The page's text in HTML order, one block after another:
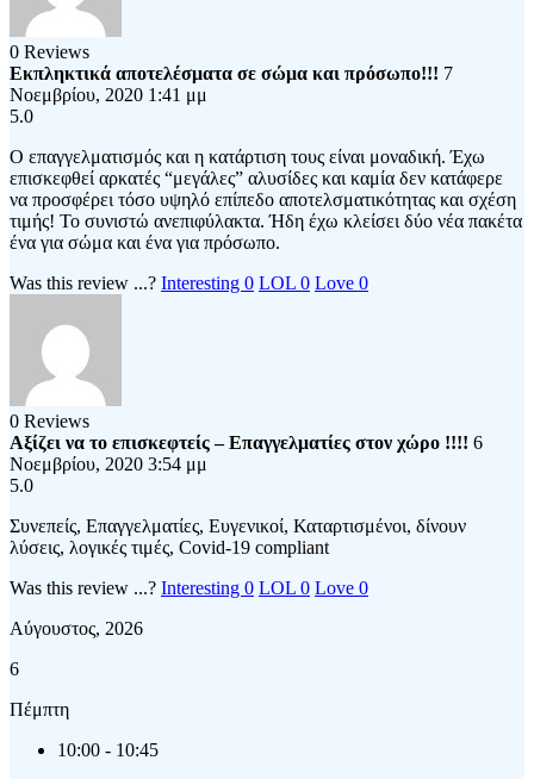
0 Reviews
Εκπληκτικά αποτελέσματα σε σώμα και πρόσωπο!!! 7
Νοεμβρίου, 2020 1:41 μμ
5.0
Ο επαγγελματισμός και η κατάρτιση τους είναι μοναδική. Έχω
επισκεφθεί αρκατές “μεγάλες” αλυσίδες και καμία δεν κατάφερε
να προσφέρει τόσο υψηλό επίπεδο αποτελσματικότητας και σχέση
τιμής! Το συνιστώ ανεπιφύλακτα. Ήδη έχω κλείσει δύο νέα πακέτα
ένα για σώμα και ένα για πρόσωπο.
Was this review ...? Interesting 0 LOL 0 Love 0
0 Reviews
Αξίζει να το επισκεφτείς – Επαγγελματίες στον χώρο !!!! 6
Νοεμβρίου, 2020 3:54 μμ
5.0
Συνεπείς, Επαγγελματίες, Ευγενικοί, Καταρτισμένοι, δίνουν
λύσεις, λογικές τιμές, Covid-19 compliant
Was this review ...? Interesting 0 LOL 0 Love 0
Αύγουστος, 2026
6
Πέμπτη
10:00 - 10:45